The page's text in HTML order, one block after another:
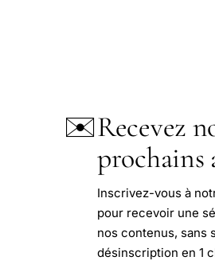
✉️Recevez
prochains
Inscrivez-vous à
pour recevoir une
nos contenus, sans
désinscription en 1